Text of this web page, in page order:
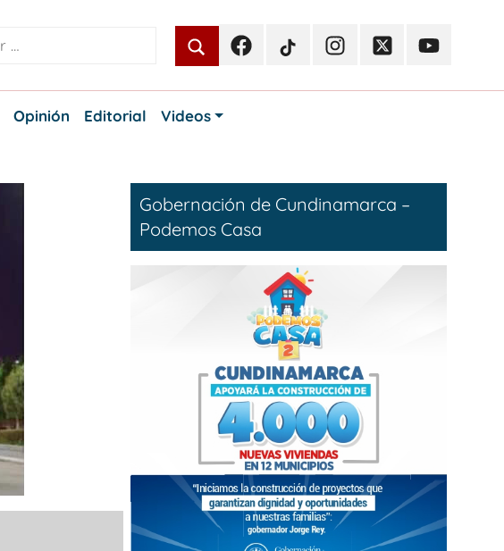
FacebookTikTokInstagramTwitterYoutube
Opinión Editorial Videos
Gobernación de Cundinamarca –
Podemos Casa